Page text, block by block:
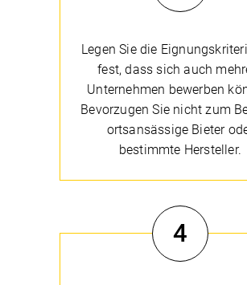
Legen Sie die
fest, dass sich auch
Unternehmen bewerben
Bevorzugen Sie nicht zum
ortsansässige Bieter
bestimmte Hersteller.
4